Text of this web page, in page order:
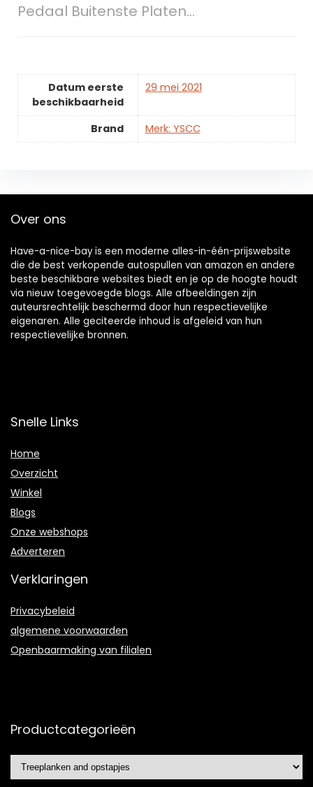
Pedaal Buitenste Platen…
Datum eerste
beschikbaarheid
29 mei 2021
Brand Merk: YSCC
Over ons
Have-a-nice-bay is een moderne alles-in-één-prijswebsite
die de best verkopende autospullen van amazon en andere
beste beschikbare websites biedt en je op de hoogte houdt
via nieuw toegevoegde blogs. Alle afbeeldingen zijn
auteursrechtelijk beschermd door hun respectievelijke
eigenaren. Alle geciteerde inhoud is afgeleid van hun
respectievelijke bronnen.
Snelle Links
Home
Overzicht
Winkel
Blogs
Onze webshops
Adverteren
Verklaringen
Privacybeleid
algemene voorwaarden
Openbaarmaking van filialen
Productcategorieën